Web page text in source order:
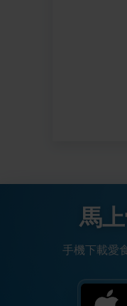
馬
手機下載愛